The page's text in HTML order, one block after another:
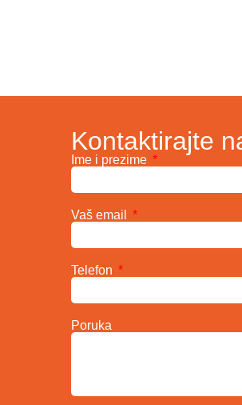
Kontaktirajte
Ime i prezime
Vaš email
Telefon
Poruka